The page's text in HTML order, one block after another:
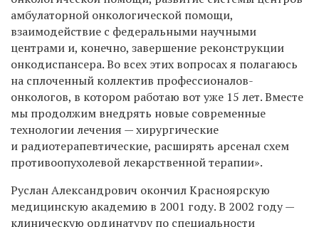
амбулаторной онкологической помощи,
взаимодействие с федеральными научными
центрами и, конечно, завершение реконструкции
онкодиспансера. Во всех этих вопросах я полагаюсь
на сплоченный коллектив профессионалов-
онкологов, в котором работаю вот уже 15 лет. Вместе
мы продолжим внедрять новые современные
технологии лечения — хирургические
и радиотерапевтические, расширять арсенал схем
противоопухолевой лекарственной терапии».
Руслан Александрович окончил Красноярскую
медицинскую академию в 2001 году. В 2002 году —
клиническую ординатуру по специальности